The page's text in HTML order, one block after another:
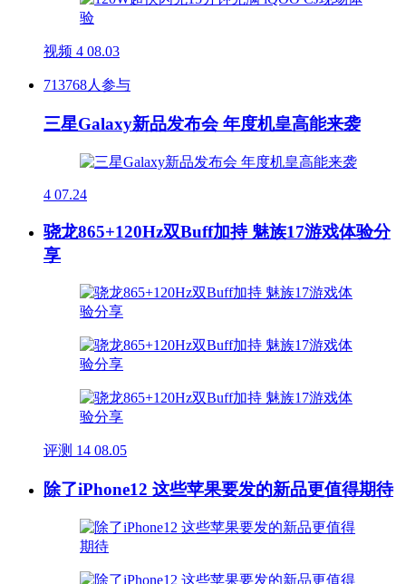
视频 4 08.03
713768人参与
三星Galaxy新品发布会 年度机皇高能来袭
4 07.24
骁龙865+120Hz双Buff加持 魅族17游戏体验分
享
评测 14 08.05
除了iPhone12 这些苹果要发的新品更值得期待